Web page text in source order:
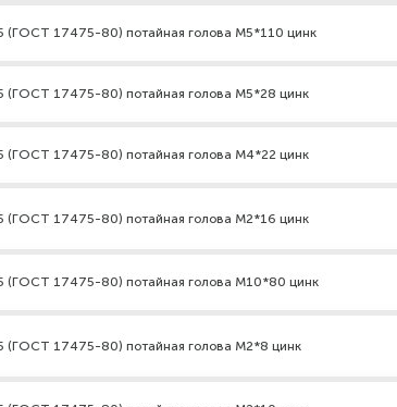
(ГОСТ 17475-80) потайная голова М5*110 цинк
(ГОСТ 17475-80) потайная голова М5*28 цинк
(ГОСТ 17475-80) потайная голова М4*22 цинк
(ГОСТ 17475-80) потайная голова М2*16 цинк
(ГОСТ 17475-80) потайная голова М10*80 цинк
(ГОСТ 17475-80) потайная голова М2*8 цинк